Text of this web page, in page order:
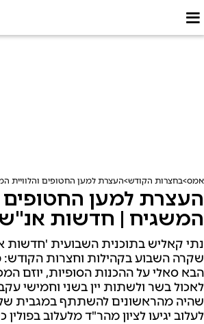
אמס בחצרות הקודש העצרת למען החטופים והלוויית
העצרת למען החטופים
המשגיח | חדשות אנ"ש
נתי קאליש בתוכנית השבועית
שקרה השבוע בקהילות וחצרות הקודש:
הבא סאלי על ההכנות הסופיות, יוזם
לאכול בשר ולשתות יין בשני וחמישי
שהיה מהראשונים להשתתף במגבית של
לעלוב יגיעו לציון מהר"ד מלעלוב